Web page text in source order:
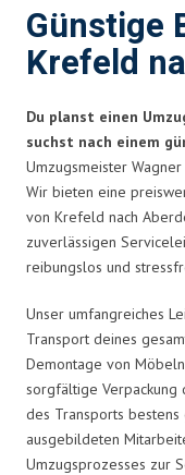
Günstige
Krefeld
Du planst einen
suchst nach einem
Umzugsmeister
Wir bieten eine
von Krefeld nach
zuverlässigen
reibungslos und
Unser umfangreiches
Transport deines
Demontage von
sorgfältige Verpackung
des Transports
ausgebildeten
Umzugsprozesses zur